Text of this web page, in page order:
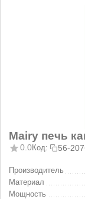
Mairy печь
0.0Код: 56-
Производитель
Материал
Мощность